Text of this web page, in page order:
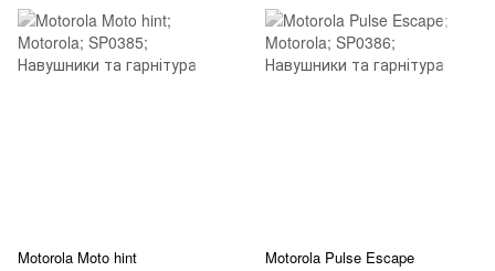
Motorola Moto hint Motorola Pulse Escape